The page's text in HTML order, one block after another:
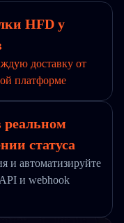
HFD у
доставку от
платформе
реальном
статуса
и автоматизируйте
и webhook